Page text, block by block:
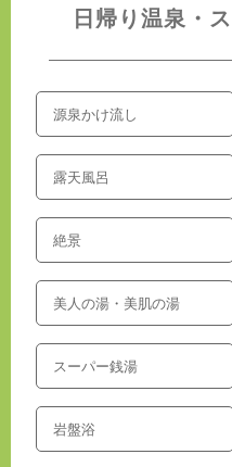
日帰り温泉・
源泉かけ流し
露天風呂
絶景
美人の湯・美肌の湯
スーパー銭湯
岩盤浴